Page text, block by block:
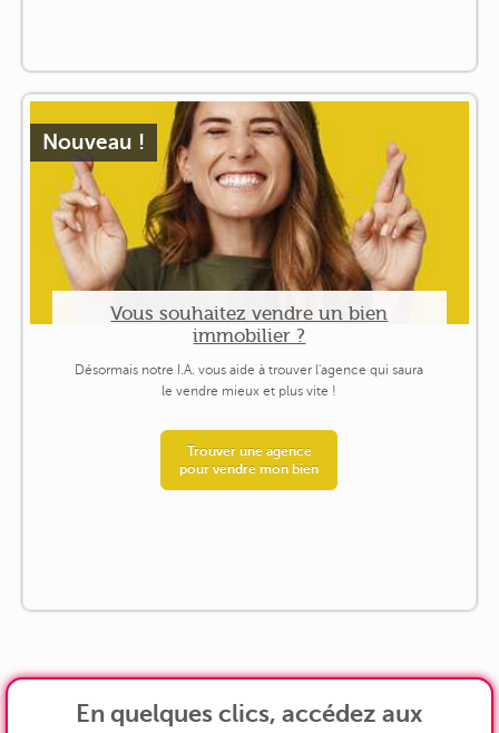
Nouveau !
Vous souhaitez vendre un bien
immobilier ?
Désormais notre I.A. vous aide à trouver l'agence qui saura
le vendre mieux et plus vite !
Trouver une agence
pour vendre mon bien
En quelques clics, accédez aux